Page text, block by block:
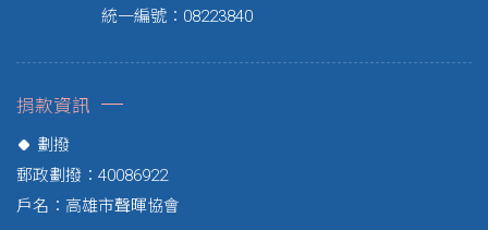
統一編號：08223840
捐款資訊
劃撥
郵政劃撥：40086922
戶名：高雄市聲暉協會